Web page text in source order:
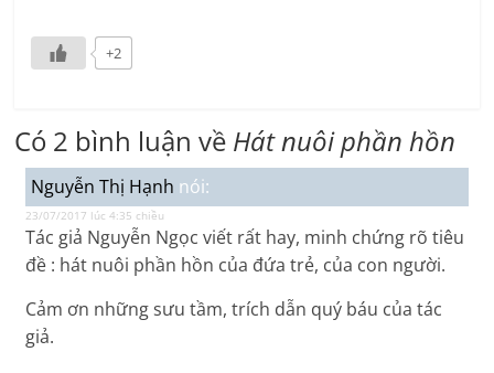
+2
Có 2 bình luận về Hát nuôi phần hồn
Nguyễn Thị Hạnh nói:
23/07/2017 lúc 4:35 chiều
Tác giả Nguyễn Ngọc viết rất hay, minh chứng rõ tiêu
đề : hát nuôi phần hồn của đứa trẻ, của con người.
Cảm ơn những sưu tầm, trích dẫn quý báu của tác
giả.